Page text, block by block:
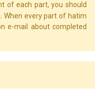
of each part, you should
When every part of hatim
e-mail about completed